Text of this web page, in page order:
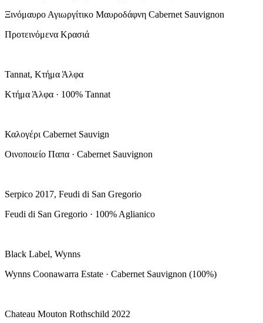
Ξινόμαυρο Αγιωργίτικο Μαυροδάφνη Cabernet Sauvignon
Προτεινόμενα Κρασιά
Tannat, Κτήμα Άλφα
Κτήμα Άλφα · 100% Tannat
Καλογέρι Cabernet Sauvign
Οινοποιείο Παπα · Cabernet Sauvignon
Serpico 2017, Feudi di San Gregorio
Feudi di San Gregorio · 100% Aglianico
Black Label, Wynns
Wynns Coonawarra Estate · Cabernet Sauvignon (100%)
Chateau Mouton Rothschild 2022